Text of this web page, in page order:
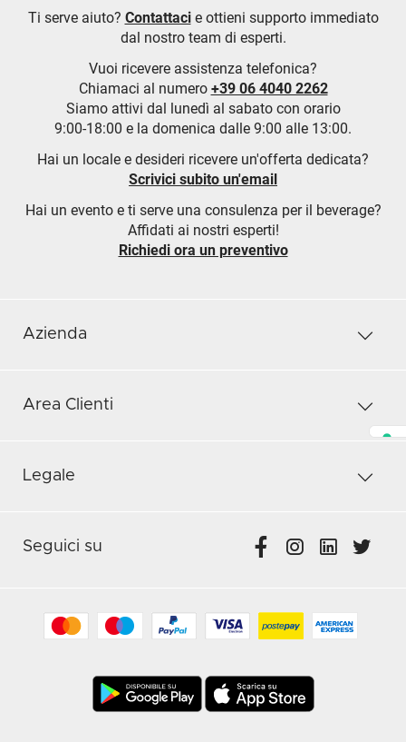
Ti serve aiuto? Contattacie ottieni supporto immediato
dal nostro team di esperti.
Vuoi ricevere assistenza telefonica?
Chiamaci al numero +39 06 4040 2262
Siamo attivi dal lunedì al sabato con orario
9:00-18:00 e la domenica dalle 9:00 alle 13:00.
Hai un locale e desideri ricevere un'offerta dedicata?
Scrivici subito un'email
Hai un evento e ti serve una consulenza per il beverage?
Affidati ai nostri esperti!
Richiedi ora un preventivo
Azienda
Area Clienti
Legale
Seguici su